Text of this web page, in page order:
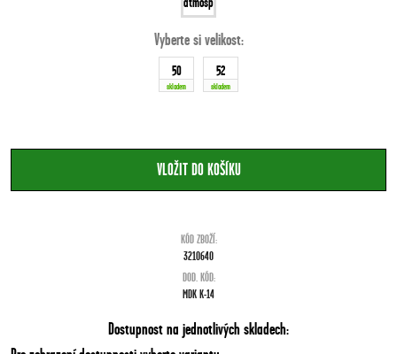
grey
Vyberte si velikost:
50
skladem
52
skladem
KÓD ZBOŽÍ:
3210640
DOD. KÓD:
MDK K-14
Dostupnost na jednotlivých skladech: